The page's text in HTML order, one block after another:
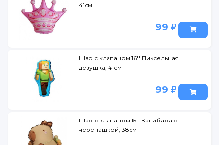
41см
99
Шар с клапаном 16'' Пиксельная
девушка, 41см
99
Шар с клапаном 15'' Капибара с
черепашкой, 38см